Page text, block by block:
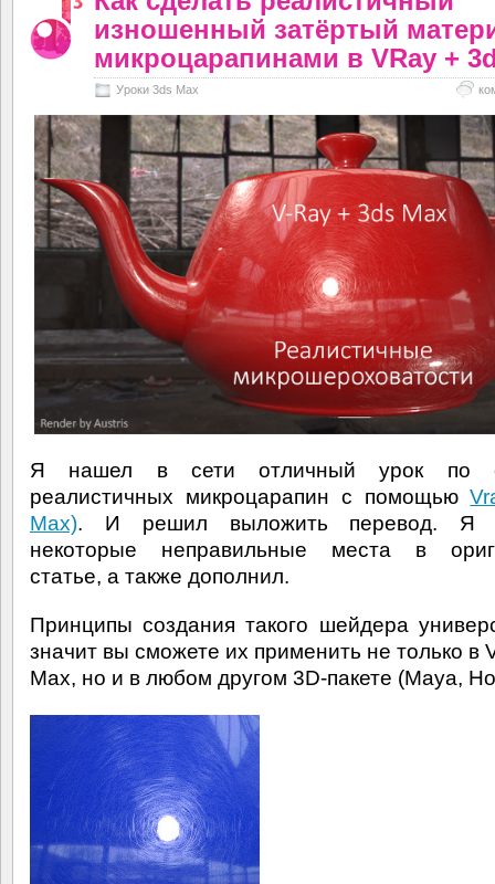
изношенный затёртый
микроцарапинами в VRay +
Уроки 3ds Max
Я нашел в сети отличный урок по
реалистичных микроцарапин с помощью
Max). И решил выложить перевод. Я
некоторые неправильные места в
статье, а также дополнил.
Принципы создания такого шейдера
значит вы сможете их применить не только в
Max, но и в любом другом 3D-пакете (Maya,